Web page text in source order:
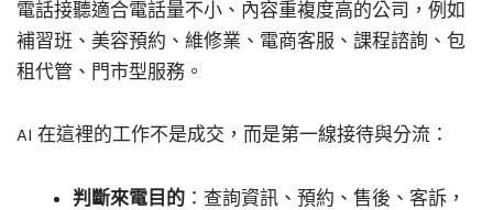
電話接聽適合電話量不小、內容重複度高的公司，例如
補習班、美容預約、維修業、電商客服、課程諮詢、包
租代管、門市型服務。
AI 在這裡的工作不是成交，而是第一線接待與分流：
判斷來電目的 ：查詢資訊、預約、售後、客訴，